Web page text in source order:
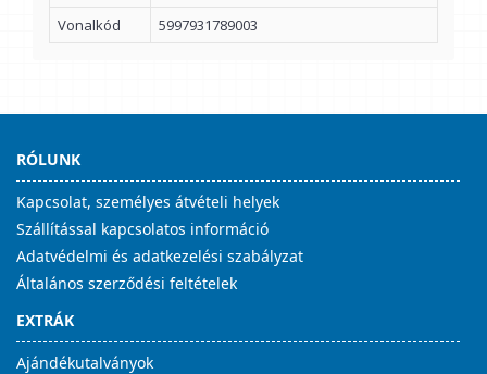
Vonalkód
5997931789003
RÓLUNK
Kapcsolat, személyes átvételi helyek
Szállítással kapcsolatos információ
Adatvédelmi és adatkezelési szabályzat
Általános szerződési feltételek
EXTRÁK
Ajándékutalványok